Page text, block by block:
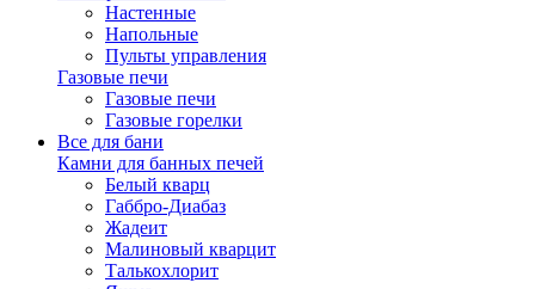
Настенные
Напольные
Пульты управления
Газовые печи
Газовые печи
Газовые горелки
Все для бани
Камни для банных печей
Белый кварц
Габбро-Диабаз
Жадеит
Малиновый кварцит
Талькохлорит